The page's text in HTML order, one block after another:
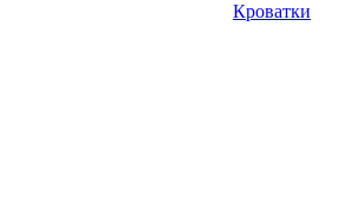
Кроватки